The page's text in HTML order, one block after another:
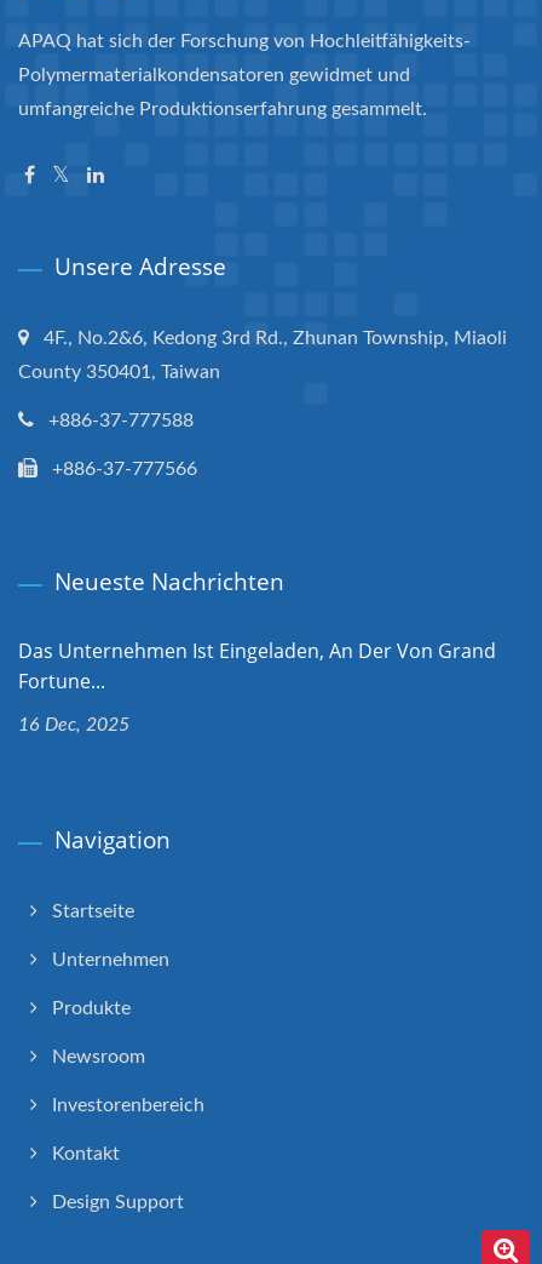
APAQ hat sich der Forschung von Hochleitfähigkeits-
Polymermaterialkondensatoren gewidmet und
umfangreiche Produktionserfahrung gesammelt.
Unsere Adresse
4F., No.2&6, Kedong 3rd Rd., Zhunan Township, Miaoli
County 350401, Taiwan
+886-37-777588
+886-37-777566
Neueste Nachrichten
Das Unternehmen Ist Eingeladen, An Der Von Grand
Fortune...
16 Dec, 2025
Navigation
Startseite
Unternehmen
Produkte
Newsroom
Investorenbereich
Kontakt
Design Support